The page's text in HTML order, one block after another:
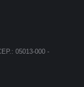
05013-000 -